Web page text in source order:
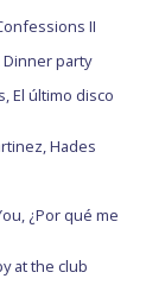
II
Dinner party
El último disco
Hades
¿Por qué me
at the club